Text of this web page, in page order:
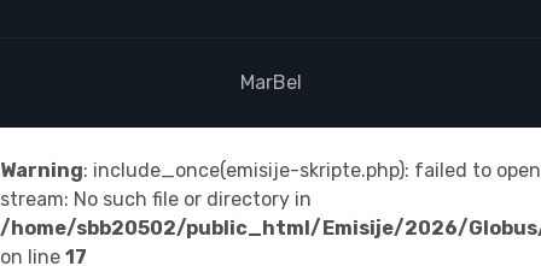
MarBel
Warning: include_once(emisije-skripte.php): failed to open
stream: No such file or directory in
/home/sbb20502/public_html/Emisije/2026/
on line 17